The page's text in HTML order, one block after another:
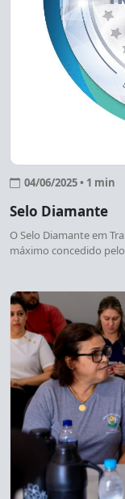
04/06/2025 • 1 min
Selo Diamante
O Selo Diamante em
máximo concedido